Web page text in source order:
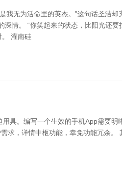
无为活命里的英杰。”这句话圣洁
情。 “你笑起来的状态，比阳光还
。 灌南硅
具。编写一个生效的手机App需要明
求，详情中枢功能，幸免功能冗余。